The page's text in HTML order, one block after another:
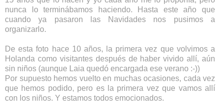
nunca lo terminábamos haciendo. Hasta este año que
cuando ya pasaron las Navidades nos pusimos a
organizarlo.
De esta foto hace 10 años, la primera vez que volvimos a
Holanda como visitantes después de haber vivido allí, aún
sin niños (aunque Laia quedó encargada ese verano :-))
Por supuesto hemos vuelto en muchas ocasiones, cada vez
que hemos podido, pero es la primera vez que vamos allí
con los niños. Y estamos todos emocionados.